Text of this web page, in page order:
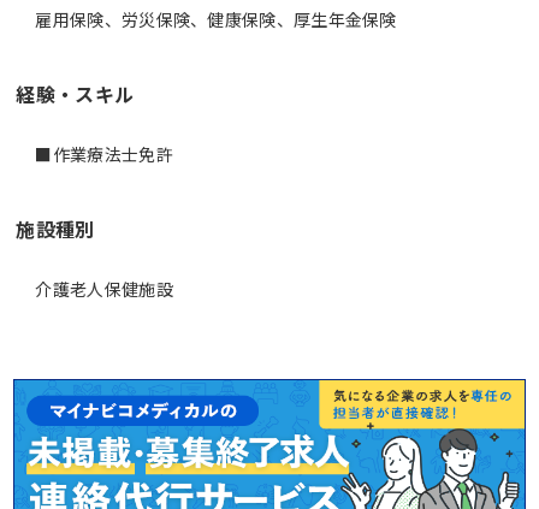
雇用保険、労災保険、健康保険、厚生年金保険
経験・スキル
■作業療法士免許
施設種別
介護老人保健施設